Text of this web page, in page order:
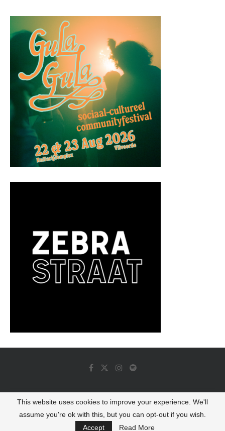
© 2022 - Luminous Dash All Rights Reserved
BACK TO TOP
This website uses cookies to improve your experience. We'll
assume you're ok with this, but you can opt-out if you wish.
Accept
Read More